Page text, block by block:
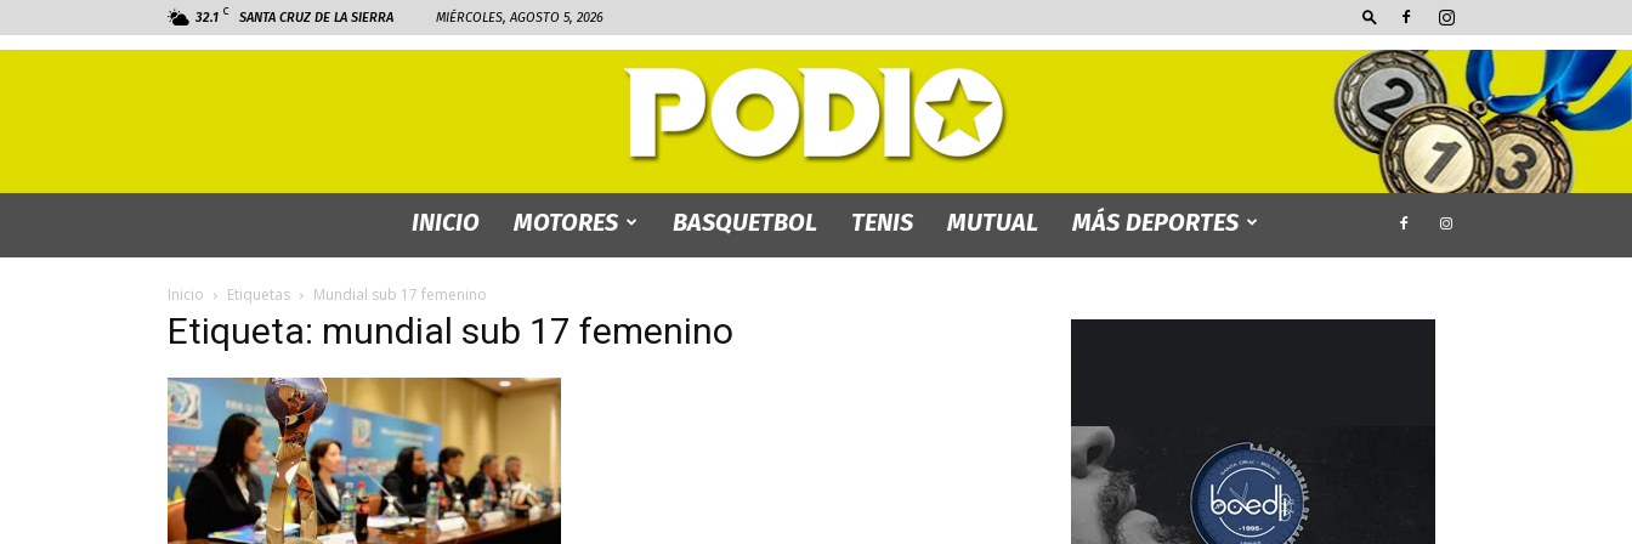
32.1 C SANTA CRUZ DE LA SIERRA MIÉRCOLES, AGOSTO 5, 2026
INICIO MOTORES BASQUETBOL TENIS MUTUAL MÁS DEPORTES
Inicio Etiquetas Mundial sub 17 femenino
Etiqueta: mundial sub 17 femenino